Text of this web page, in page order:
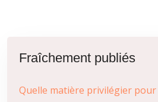
Fraîchement publiés
Quelle matière privilégier